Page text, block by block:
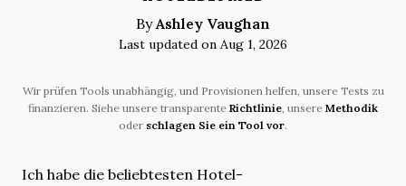
ByAshley Vaughan
Last updated on Aug 1, 2026
Wir prüfen Tools unabhängig, und Provisionen helfen, unsere Tests zu
finanzieren. Siehe unsere transparenteRichtlinie , unsereMethodik
oder schlagen Sie ein Tool vor.
Ich habe die beliebtesten Hotel-